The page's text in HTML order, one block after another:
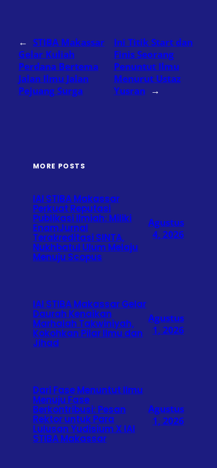
← STIBA Makassar
Gelar Kuliah
Perdana Bertema
Jalan Ilmu Jalan
Pejuang Surga
Ini Titik Start dan
Finis Seorang
Penuntut Ilmu
Menurut Ustaz
Yusran →
MORE POSTS
IAI STIBA Makassar
Perkuat Reputasi
Publikasi Ilmiah: Miliki
EnamJurnal
Terakreditasi SINTA,
Nukhbatul Ulum Melaju
Menuju Scopus
Agustus
4, 2026
IAI STIBA Makassar Gelar
Daurah Kenaikan
Marhalah Takwiniyah,
Kokohkan Pilar Ilmu dan
Jihad
Agustus
1, 2026
Dari Fase Menuntut Ilmu
Menuju Fase
Berkontribusi: Pesan
Rektor untuk Para
Lulusan Yudisium X IAI
STIBA Makassar
Agustus
1, 2026